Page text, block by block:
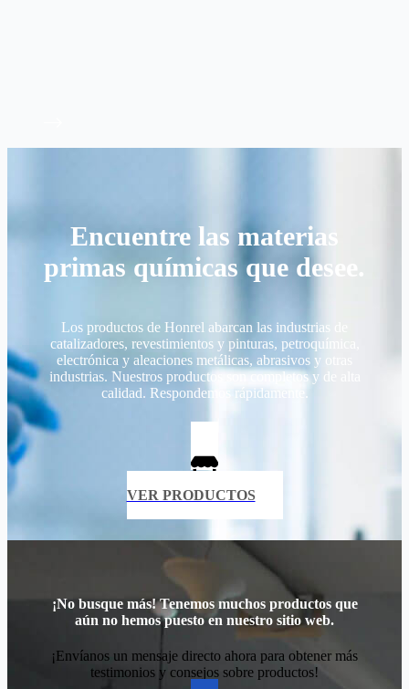
Encuentre las materias
primas químicas que desee.
Los productos de Honrel abarcan las industrias de
catalizadores, revestimientos y pinturas, petroquímica,
electrónica y aleaciones metálicas, abrasivos y otras
industrias. Nuestros productos son completos y de alta
calidad. Respondemos rápidamente.
VER PRODUCTOS
¡No busque más! Tenemos muchos productos que
aún no hemos puesto en nuestro sitio web.
¡Envíanos un mensaje directo ahora para obtener más
testimonios y consejos sobre productos!